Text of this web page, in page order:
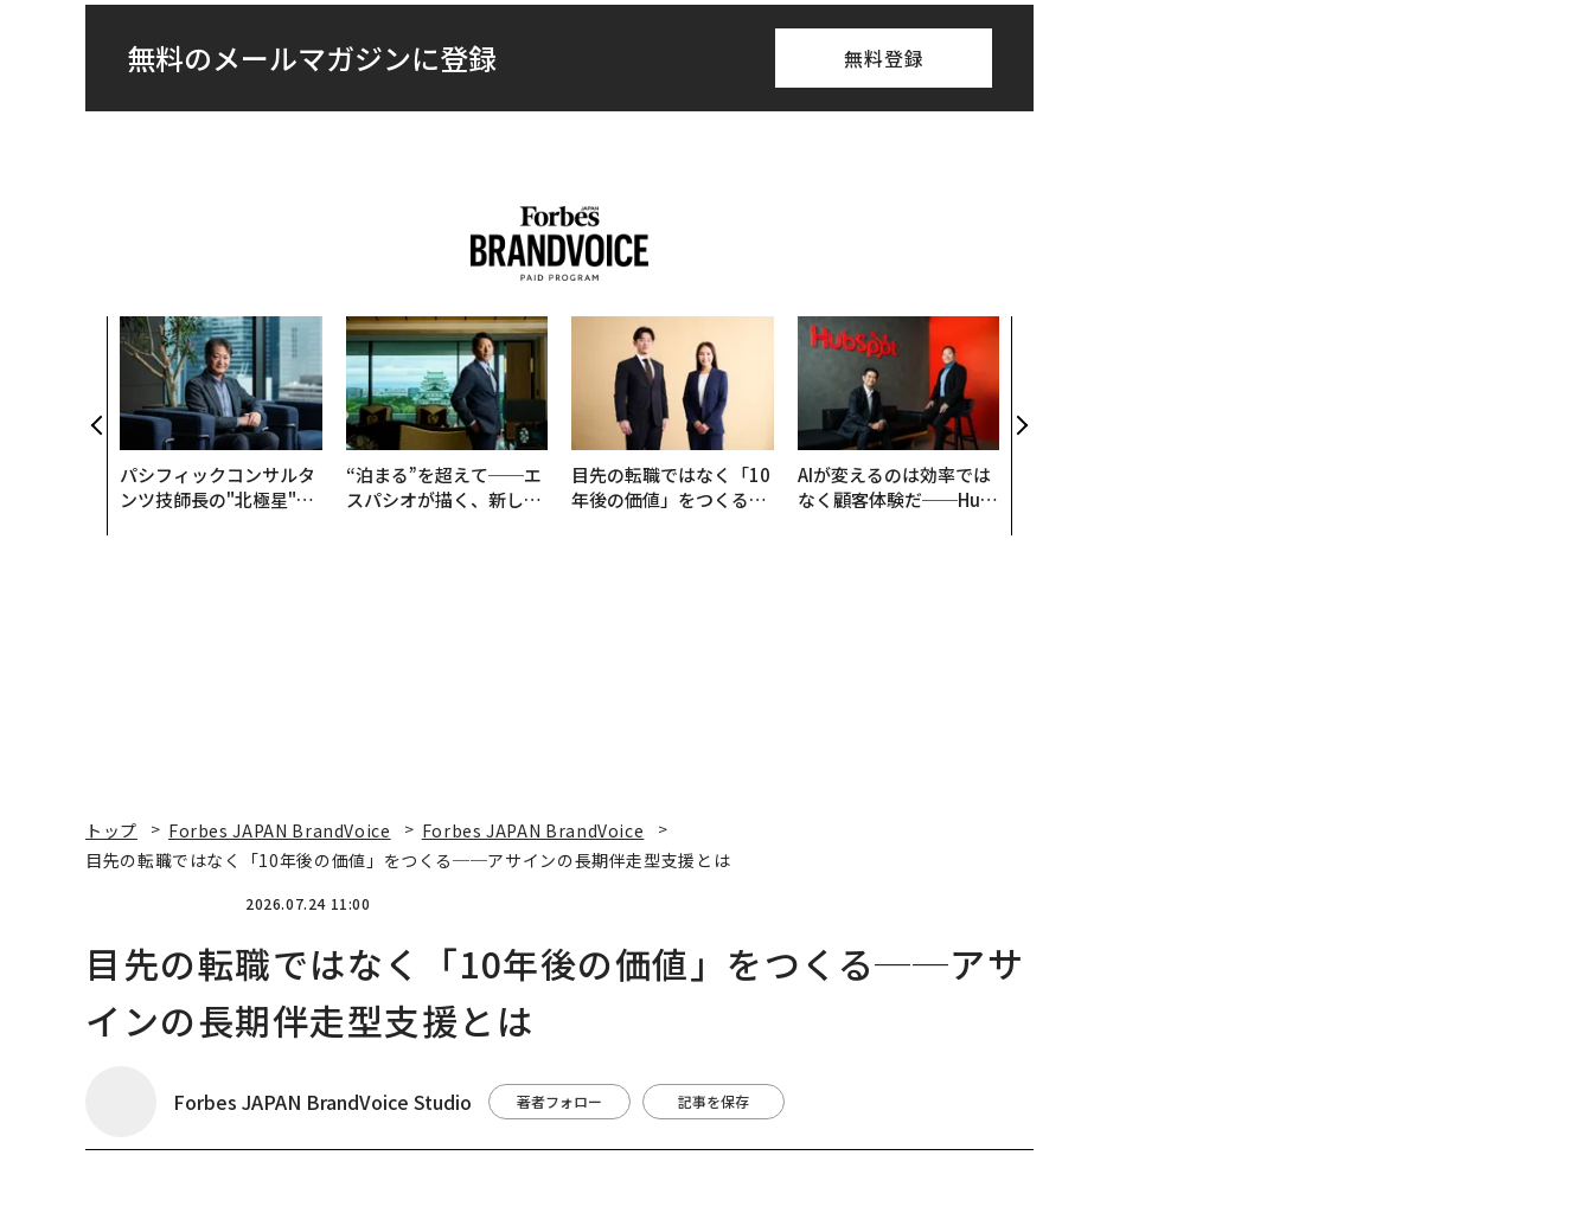
無料のメールマガジンに登録 無料登録
パシフィックコンサルタ
ンツ技師長の"北極星"。
“泊まる”を超えて──エ
スパシオが描く、新しい
目先の転職ではなく「10
年後の価値」をつくる─
AIが変えるのは効率では
なく顧客体験だ──Hub
トップ Forbes JAPAN BrandVoice
Forbes JAPAN BrandVoice
目先の転職ではなく「10年後の価値」をつくる──アサインの長期伴走型支援とは
目先の転職ではなく「10年後の価値」をつくる──アサ
インの長期伴走型支援とは